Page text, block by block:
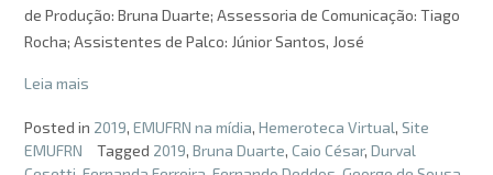
de Produção: Bruna Duarte; Assessoria de Comunicação: Tiago
Rocha; Assistentes de Palco: Júnior Santos, José
Leia mais
Posted in 2019, EMUFRN na mídia, Hemeroteca Virtual, Site
EMUFRN
Tagged 2019, Bruna Duarte, Caio César, Durval